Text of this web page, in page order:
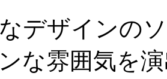
デザインの
な雰囲気を